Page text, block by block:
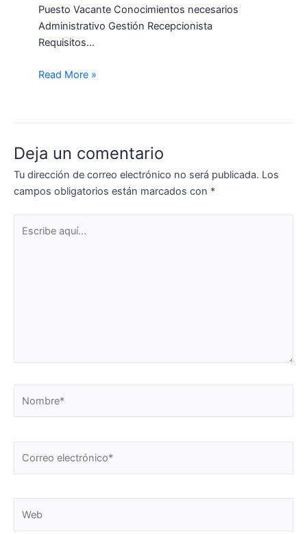
Puesto Vacante Conocimientos necesarios
Administrativo Gestión Recepcionista
Requisitos…
Read More »
Deja un comentario
Tu dirección de correo electrónico no será publicada. Los
campos obligatorios están marcados con *
aquí...
electrónico*